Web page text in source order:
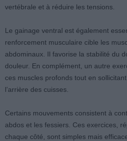
vertébrale et à réduire les tensions.
Le gainage ventral est également
renforcement musculaire cible les
abdominaux. Il favorise la stabilité du
douleur. En complément, un autre
ces muscles profonds tout en
l’arrière des cuisses.
Certains mouvements consistent à
abdos et les fessiers. Ces exercices,
chaque côté, sont simples mais